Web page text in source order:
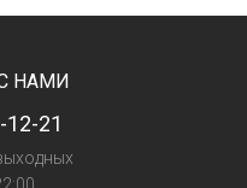
НАМИ
12-21